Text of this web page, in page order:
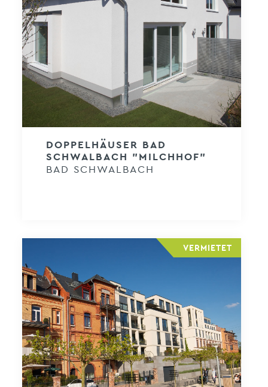
DOPPELHÄUSER BAD
SCHWALBACH "MILCHHOF"
BAD SCHWALBACH
VERMIETET